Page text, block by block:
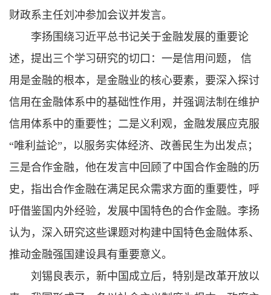
财政系主任刘冲参加会议并发言。
李扬围绕习近平总书记关于金融发展的重要论
述，提出三个学习研究的切口：一是信用问题， 信
用是金融的根本，是金融业的核心要素，要深入探讨
信用在金融体系中的基础性作用，并强调法制在维护
信用体系中的重要性；二是义利观，金融发展应克服
“唯利益论”，以服务实体经济、改善民生为出发点；
三是合作金融，他在发言中回顾了中国合作金融的历
史，指出合作金融在满足民众需求方面的重要性，呼
吁借鉴国内外经验，发展中国特色的合作金融。李扬
认为，深入研究这些课题对构建中国特色金融体系、
推动金融强国建设具有重要意义。
刘锡良表示，新中国成立后，特别是改革开放以